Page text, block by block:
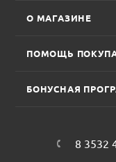
О МАГАЗИНЕ
ПОМОЩЬ
БОНУСНАЯ
8 3532